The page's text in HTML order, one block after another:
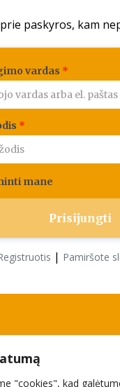
"cookies", kad
paskyros, kam
vardas *
*
mane
| Pamiršote